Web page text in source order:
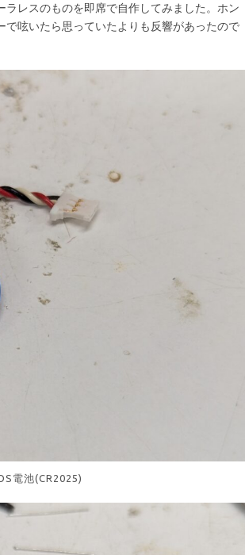
ラレスのものを即席で自作してみました。ホン
で呟いたら思っていたよりも反響があったので
電池(CR2025)